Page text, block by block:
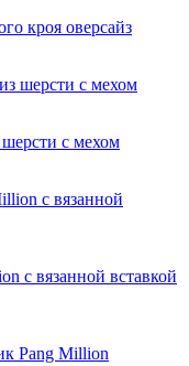
кроя оверсайз
с мехом
с вязанной вставкой